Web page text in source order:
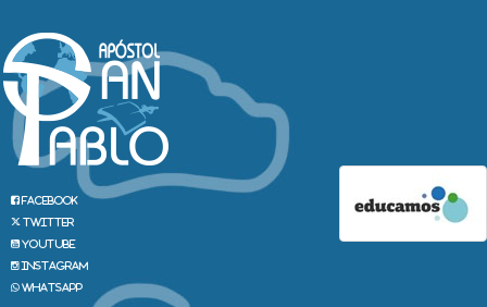
Facebook
Twitter
Youtube
Instagram
Whatsapp